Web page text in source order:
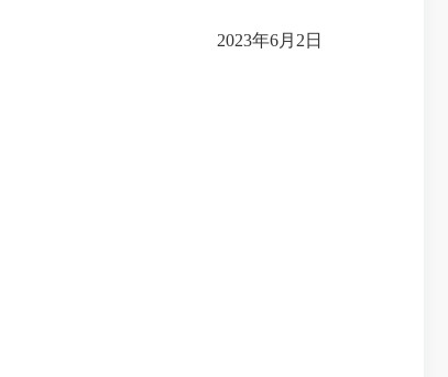
2023年6月2日